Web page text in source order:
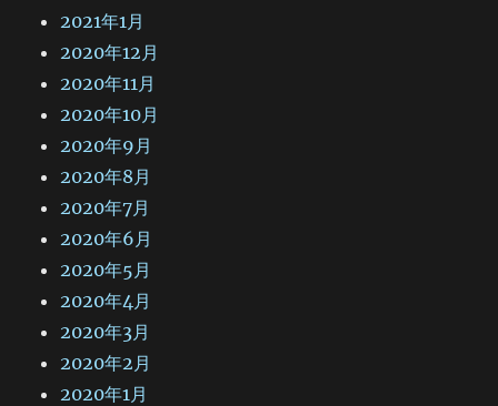
2021年1月
2020年12月
2020年11月
2020年10月
2020年9月
2020年8月
2020年7月
2020年6月
2020年5月
2020年4月
2020年3月
2020年2月
2020年1月